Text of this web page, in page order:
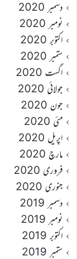
دسمبر 2020
نومبر 2020
اکتوبر 2020
ستمبر 2020
اگست 2020
جولائی 2020
جون 2020
مئی 2020
اپریل 2020
مارچ 2020
فروری 2020
جنوری 2020
دسمبر 2019
نومبر 2019
اکتوبر 2019
ستمبر 2019